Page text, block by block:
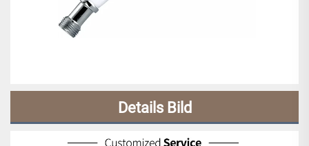
Details Bild